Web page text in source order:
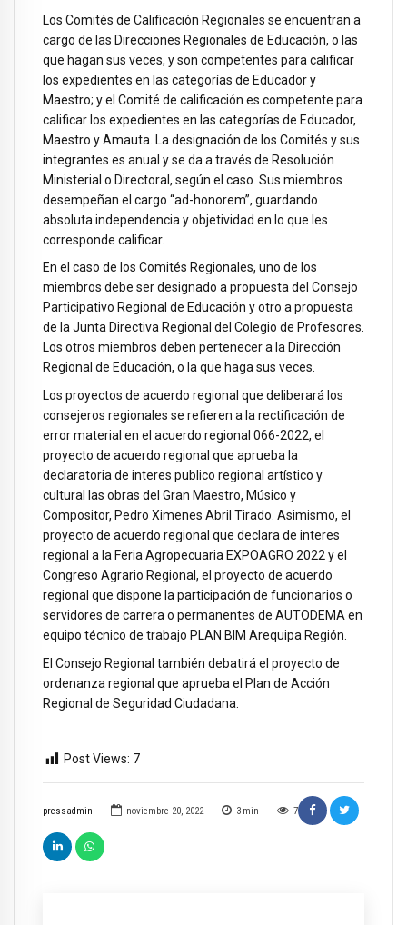
pressadmin noviembre 20, 2022 3 min 7
Los Comités de Calificación Regionales se encuentran a
cargo de las Direcciones Regionales de Educación, o las
que hagan sus veces, y son competentes para calificar
los expedientes en las categorías de Educador y
Maestro; y el Comité de calificación es competente para
calificar los expedientes en las categorías de Educador,
Maestro y Amauta. La designación de los Comités y sus
integrantes es anual y se da a través de Resolución
Ministerial o Directoral, según el caso. Sus miembros
desempeñan el cargo “ad-honorem”, guardando
absoluta independencia y objetividad en lo que les
corresponde calificar.
En el caso de los Comités Regionales, uno de los
miembros debe ser designado a propuesta del Consejo
Participativo Regional de Educación y otro a propuesta
de la Junta Directiva Regional del Colegio de Profesores.
Los otros miembros deben pertenecer a la Dirección
Regional de Educación, o la que haga sus veces.
Los proyectos de acuerdo regional que deliberará los
consejeros regionales se refieren a la rectificación de
error material en el acuerdo regional 066-2022, el
proyecto de acuerdo regional que aprueba la
declaratoria de interes publico regional artístico y
cultural las obras del Gran Maestro, Músico y
Compositor, Pedro Ximenes Abril Tirado. Asimismo, el
proyecto de acuerdo regional que declara de interes
regional a la Feria Agropecuaria EXPOAGRO 2022 y el
Congreso Agrario Regional, el proyecto de acuerdo
regional que dispone la participación de funcionarios o
servidores de carrera o permanentes de AUTODEMA en
equipo técnico de trabajo PLAN BIM Arequipa Región.
El Consejo Regional también debatirá el proyecto de
ordenanza regional que aprueba el Plan de Acción
Regional de Seguridad Ciudadana.
Post Views: 7